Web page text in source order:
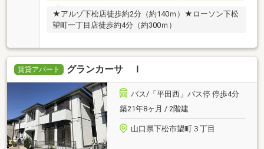
★アルゾ下松店徒歩約2分（約140ｍ）★ローソン下松
望町一丁目店徒歩約4分（約300ｍ）
賃貸アパート グランカーサ Ｉ
バス/「平田西」バス停 停歩4分
築21年8ヶ月 / 2階建
山口県下松市望町３丁目